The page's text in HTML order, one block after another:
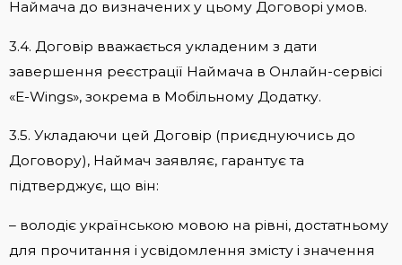
Наймача до визначених у цьому Договорі умов.
3.4. Договір вважається укладеним з дати
завершення реєстрації Наймача в Онлайн-сервісі
«E-Wings», зокрема в Мобільному Додатку.
3.5. Укладаючи цей Договір (приєднуючись до
Договору), Наймач заявляє, гарантує та
підтверджує, що він:
– володіє українською мовою на рівні, достатньому
для прочитання і усвідомлення змісту і значення